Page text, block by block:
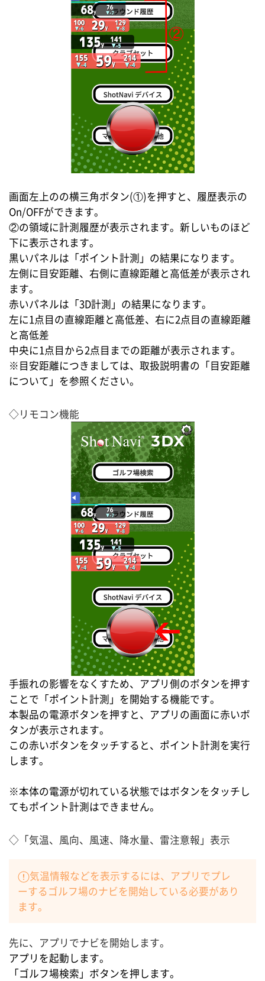
画面左上のの横三角ボタン(①)を押すと、履歴表示の
On/OFFができます。
②の領域に計測履歴が表示されます。新しいものほど
下に表示されます。
黒いパネルは「ポイント計測」の結果になります。
左側に目安距離、右側に直線距離と高低差が表示され
ます。
赤いパネルは「3D計測」の結果になります。
左に1点目の直線距離と高低差、右に2点目の直線距離
と高低差
中央に1点目から2点目までの距離が表示されます。
※目安距離につきましては、取扱説明書の「目安距離
について」を参照ください。
◇リモコン機能
手振れの影響をなくすため、アプリ側のボタンを押す
ことで「ポイント計測」を開始する機能です。
本製品の電源ボタンを押すと、アプリの画面に赤いボ
タンが表示されます。
この赤いボタンをタッチすると、ポイント計測を実行
します。
※本体の電源が切れている状態ではボタンをタッチし
てもポイント計測はできません。
◇「気温、風向、風速、降水量、雷注意報」表示
気温情報などを表示するには、アプリでプレ
ーするゴルフ場のナビを開始している必要があり
ます。
先に、アプリでナビを開始します。
アプリを起動します。
「ゴルフ場検索」ボタンを押します。